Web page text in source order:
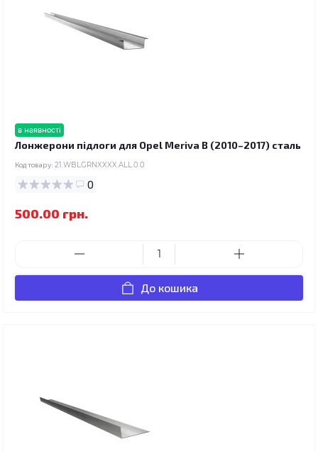
в наявності
Лонжерони підлоги для Opel Meriva B (2010–2017) сталь
Код товару: 21.WBLGRNXXXX.ALL.0.0
0
500.00 грн.
До кошика